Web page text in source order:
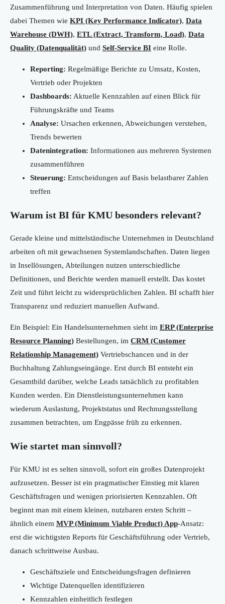
Zusammenführung und Interpretation von Daten. Häufig spielen
dabei Themen wie KPI (Key Performance Indicator), Data
Warehouse (DWH), ETL (Extract, Transform, Load), Data
Quality (Datenqualität) und Self-Service BI eine Rolle.
Reporting: Regelmäßige Berichte zu Umsatz, Kosten,
Vertrieb oder Projekten
Dashboards: Aktuelle Kennzahlen auf einen Blick für
Führungskräfte und Teams
Analyse: Ursachen erkennen, Abweichungen verstehen,
Trends bewerten
Datenintegration: Informationen aus mehreren Systemen
zusammenführen
Steuerung: Entscheidungen auf Basis belastbarer Zahlen
treffen
Warum ist BI für KMU besonders relevant?
Gerade kleine und mittelständische Unternehmen in Deutschland
arbeiten oft mit gewachsenen Systemlandschaften. Daten liegen
in Insellösungen, Abteilungen nutzen unterschiedliche
Definitionen, und Berichte werden manuell erstellt. Das kostet
Zeit und führt leicht zu widersprüchlichen Zahlen. BI schafft hier
Transparenz und reduziert manuellen Aufwand.
Ein Beispiel: Ein Handelsunternehmen sieht im ERP (Enterprise
Resource Planning) Bestellungen, im CRM (Customer
Relationship Management) Vertriebschancen und in der
Buchhaltung Zahlungseingänge. Erst durch BI entsteht ein
Gesamtbild darüber, welche Leads tatsächlich zu profitablen
Kunden werden. Ein Dienstleistungsunternehmen kann
wiederum Auslastung, Projektstatus und Rechnungsstellung
zusammen betrachten, um Engpässe früh zu erkennen.
Wie startet man sinnvoll?
Für KMU ist es selten sinnvoll, sofort ein großes Datenprojekt
aufzusetzen. Besser ist ein pragmatischer Einstieg mit klaren
Geschäftsfragen und wenigen priorisierten Kennzahlen. Oft
beginnt man mit einem kleinen, nutzbaren ersten Schritt –
ähnlich einem MVP (Minimum Viable Product) App-Ansatz:
erst die wichtigsten Reports für Geschäftsführung oder Vertrieb,
danach schrittweise Ausbau.
Geschäftsziele und Entscheidungsfragen definieren
Wichtige Datenquellen identifizieren
Kennzahlen einheitlich festlegen